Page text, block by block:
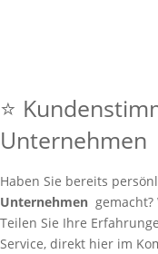
⭐
Unternehmen
Haben Sie bereits
Unternehmen
Teilen Sie Ihre
Service, direkt hier im